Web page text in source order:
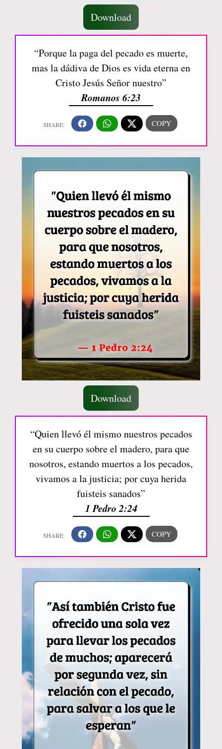
Download
“Porque la paga del pecado es muerte,
mas la dádiva de Dios es vida eterna en
Cristo Jesús Señor nuestro”
Romanos 6:23
Download
“Quien llevó él mismo nuestros pecados
en su cuerpo sobre el madero, para que
nosotros, estando muertos a los pecados,
vivamos a la justicia; por cuya herida
fuisteis sanados”
1 Pedro 2:24